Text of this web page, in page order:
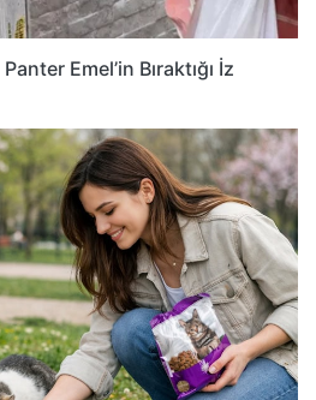
Emel’in Bıraktığı İz